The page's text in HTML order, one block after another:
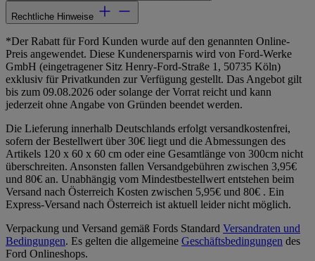
Rechtliche Hinweise
*Der Rabatt für Ford Kunden wurde auf den genannten Online-
Preis angewendet. Diese Kundenersparnis wird von Ford-Werke
GmbH (eingetragener Sitz Henry-Ford-Straße 1, 50735 Köln)
exklusiv für Privatkunden zur Verfügung gestellt. Das Angebot gilt
bis zum 09.08.2026 oder solange der Vorrat reicht und kann
jederzeit ohne Angabe von Gründen beendet werden.
Die Lieferung innerhalb Deutschlands erfolgt versandkostenfrei,
sofern der Bestellwert über 30€ liegt und die Abmessungen des
Artikels 120 x 60 x 60 cm oder eine Gesamtlänge von 300cm nicht
überschreiten. Ansonsten fallen Versandgebühren zwischen 3,95€
und 80€ an. Unabhängig vom Mindestbestellwert entstehen beim
Versand nach Österreich Kosten zwischen 5,95€ und 80€ . Ein
Express-Versand nach Österreich ist aktuell leider nicht möglich.
Verpackung und Versand gemäß Fords Standard Versandraten und
Bedingungen. Es gelten die allgemeine Geschäftsbedingungen des
Ford Onlineshops.